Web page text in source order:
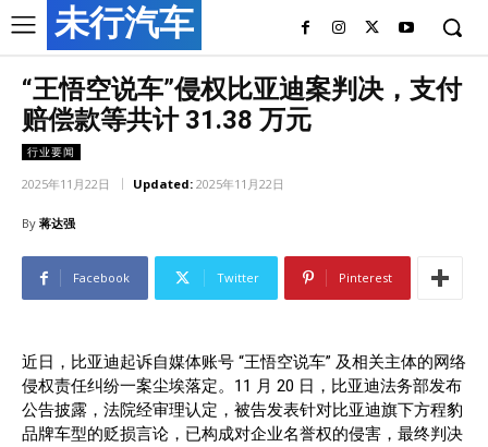
未行汽车
“王悟空说车”侵权比亚迪案判决，支付
赔偿款等共计 31.38 万元
行业要闻
2025年11月22日 Updated: 2025年11月22日
By 蒋达强
Facebook Twitter Pinterest
近日，比亚迪起诉自媒体账号 “王悟空说车” 及相关主体的网络
侵权责任纠纷一案尘埃落定。11 月 20 日，比亚迪法务部发布
公告披露，法院经审理认定，被告发表针对比亚迪旗下方程豹
品牌车型的贬损言论，已构成对企业名誉权的侵害，最终判决